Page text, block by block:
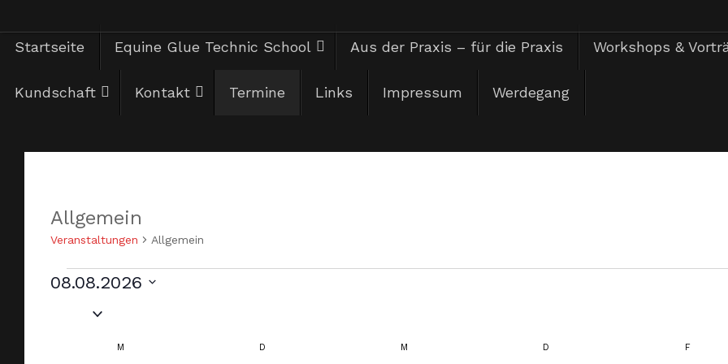
Zum
Zum
InhaltStartseite Equine Glue Technic School Aus der Praxis – für die Praxis Workshops &
Kundschaft Kontakt Termine Links Impressum Werdegang
Allgemein
Veranstaltungen Allgemein
Veranstaltungen
08.08.2026
Datum
M D M D FFREITAG